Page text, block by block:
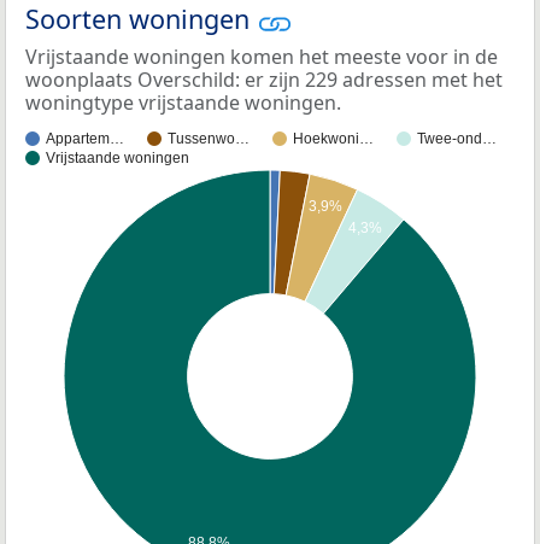
Soorten woningen
Vrijstaande woningen komen het meeste voor in de
woonplaats Overschild: er zijn 229 adressen met het
woningtype vrijstaande woningen.
Appartem… Tussenwo… Hoekwoni…
Twee-ond…
Vrijstaande woningen
3,9%
4,3%